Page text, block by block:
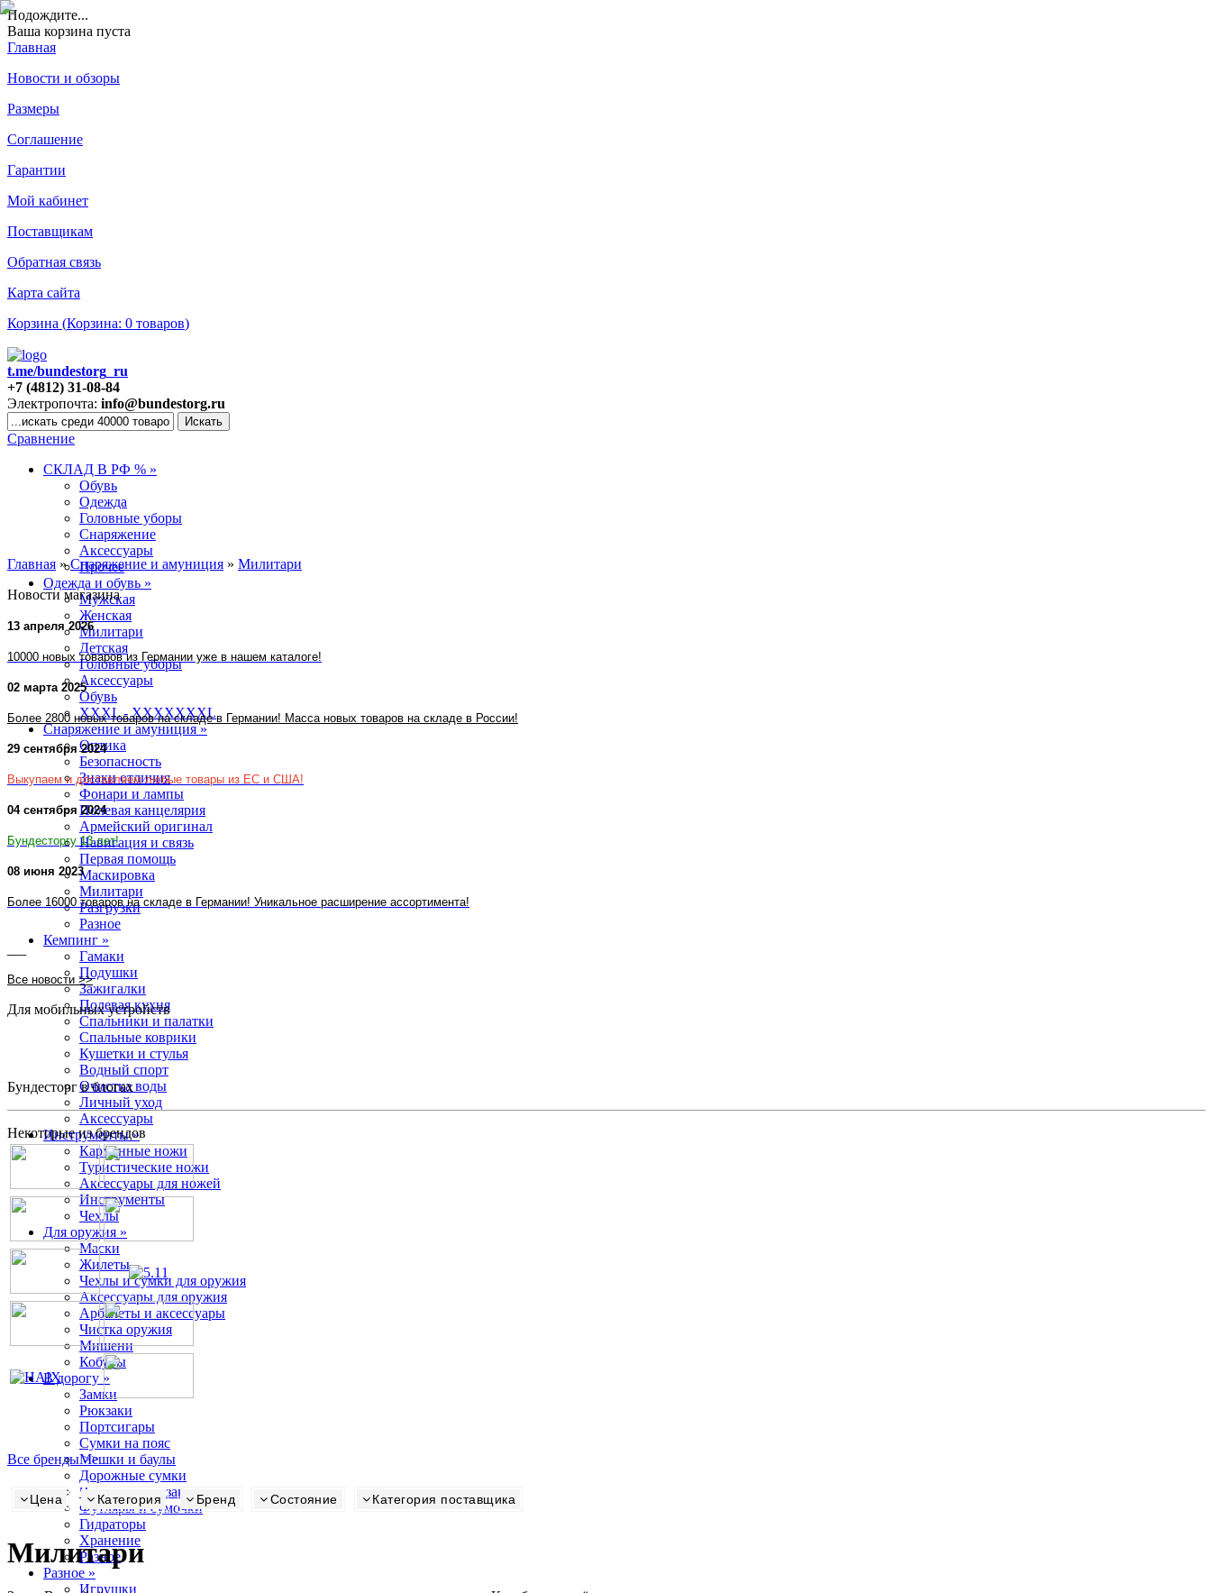
Подождите...
Ваша корзина пуста
Главная
Новости и обзоры
Размеры
Соглашение
Гарантии
Мой кабинет
Поставщикам
Обратная связь
Карта сайта
Корзина (Корзина: 0 товаров)
t.me/bundestorg_ru
+7 (4812) 31-08-84
Электропочта: info@bundestorg.ru
Сравнение
СКЛАД В РФ % »
Обувь
Одежда
Головные уборы
Снаряжение
Аксессуары
Прочее
Одежда и обувь »
Мужская
Женская
Милитари
Детская
Головные уборы
Аксессуары
Обувь
XXXL - XXXXXXXL
Снаряжение и амуниция »
Оптика
Безопасность
Знаки отличия
Фонари и лампы
Полевая канцелярия
Армейский оригинал
Навигация и связь
Первая помощь
Маскировка
Милитари
Разгрузки
Разное
Кемпинг »
Гамаки
Подушки
Зажигалки
Полевая кухня
Спальники и палатки
Спальные коврики
Кушетки и стулья
Водный спорт
Очистка воды
Личный уход
Аксессуары
Инструменты »
Карманные ножи
Туристические ножи
Аксессуары для ножей
Инструменты
Чехлы
Для оружия »
Маски
Жилеты
Чехлы и сумки для оружия
Аксессуары для оружия
Арбалеты и аксессуары
Чистка оружия
Мишени
Кобуры
В дорогу »
Замки
Рюкзаки
Портсигары
Сумки на пояс
Мешки и баулы
Дорожные сумки
Чехлы на рюкзаки
Футляры и сумочки
Гидраторы
Хранение
Разное
Разное »
Игрушки
Главная »Снаряжение и амуниция » Милитари
Новости магазина
13 апреля 2026
10000 новых товаров из Германии уже в нашем каталоге!
02 марта 2025
Более 2800 новых товаров наскладев Германии! Масса новых товаров на складе в России!
29 сентября 2024
Выкупаем и доставляем любые товары из ЕС и США!
04 сентября 2024
Бундесторгу 13 лет!
08 июня 2023
Более 16000 товаров на складе в Германии! Уникальное расширение ассортимента!
Все новости >>
Для мобильных устройств
Бундесторг в блогах
Некоторые из брендов
Все бренды >>
Цена Категория Бренд Состояние Категория поставщика
Милитари